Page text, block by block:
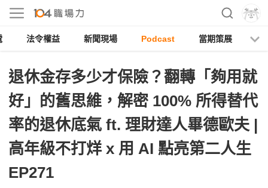
法令權益 新聞現場 Podcast 當期策展
退休金存多少才保險？翻轉「夠用就
好」的舊思維，解密 100% 所得替代
率的退休底氣 ft. 理財達人畢德歐夫 |
高年級不打烊 x 用 AI 點亮第二人生
EP271